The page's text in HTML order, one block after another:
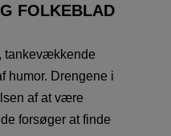
FOLKEBLAD
tankevækkende
humor. Drengene i
af at være
forsøger at finde